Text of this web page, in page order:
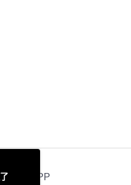
官方APP